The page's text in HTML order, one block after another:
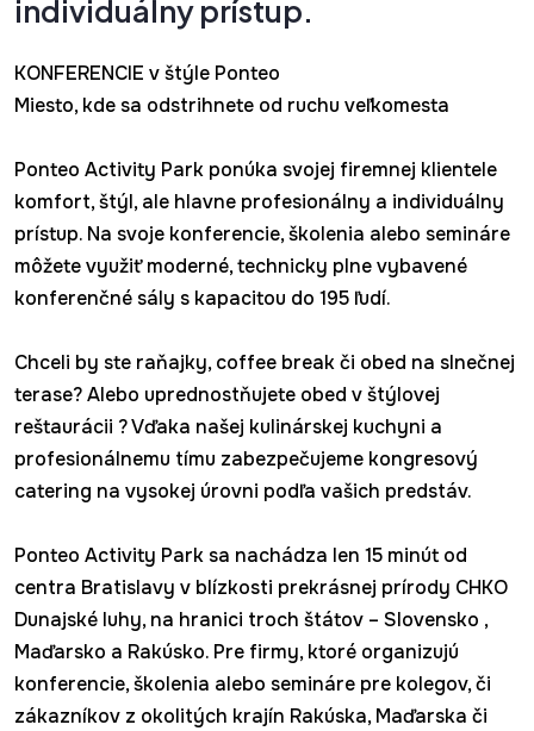
individuálny prístup.
KONFERENCIE v štýle Ponteo
Miesto, kde sa odstrihnete od ruchu veľkomesta
Ponteo Activity Park ponúka svojej firemnej klientele
komfort, štýl, ale hlavne profesionálny a individuálny
prístup. Na svoje konferencie, školenia alebo semináre
môžete využiť moderné, technicky plne vybavené
konferenčné sály s kapacitou do 195 ľudí.
Chceli by ste raňajky, coffee break či obed na slnečnej
terase? Alebo uprednostňujete obed v štýlovej
reštaurácii ? Vďaka našej kulinárskej kuchyni a
profesionálnemu tímu zabezpečujeme kongresový
catering na vysokej úrovni podľa vašich predstáv.
Ponteo Activity Park sa nachádza len 15 minút od
centra Bratislavy v blízkosti prekrásnej prírody CHKO
Dunajské luhy, na hranici troch štátov – Slovensko ,
Maďarsko a Rakúsko. Pre firmy, ktoré organizujú
konferencie, školenia alebo semináre pre kolegov, či
zákazníkov z okolitých krajín Rakúska, Maďarska či